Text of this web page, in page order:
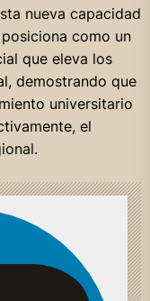
nueva capacidad
como un
que eleva los
demostrando que
universitario
el